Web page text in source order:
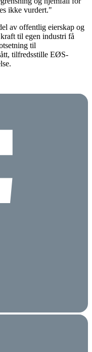
ikke vurdert."
av offentlig eierskap og
til egen industri få
til
tilfredsstille EØS-